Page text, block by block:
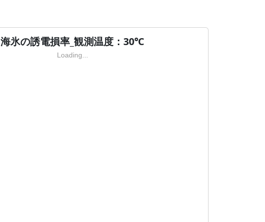
海氷の誘電損率_観測温度：30℃
Loading...